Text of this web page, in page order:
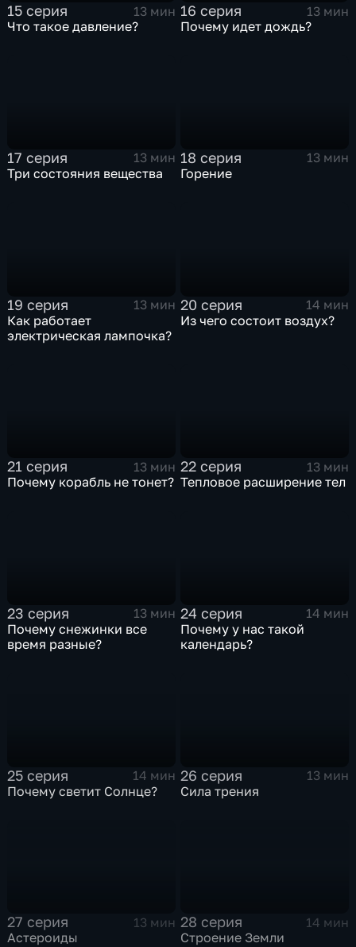
15 серия
13 мин
Что такое давление?
16 серия
13 мин
Почему идет дождь?
17 серия
13 мин
Три состояния вещества
18 серия
13 мин
Горение
19 серия
13 мин
Как работает
электрическая лампочка?
20 серия
14 мин
Из чего состоит воздух?
21 серия
13 мин
Почему корабль не тонет?
22 серия
13 мин
Тепловое расширение тел
23 серия
13 мин
Почему снежинки все
время разные?
24 серия
14 мин
Почему у нас такой
календарь?
25 серия
14 мин
Почему светит Солнце?
26 серия
13 мин
Сила трения
27 серия
13 мин
Астероиды
28 серия
14 мин
Строение Земли